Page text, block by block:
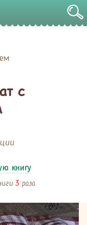
с
книгу
3 раза